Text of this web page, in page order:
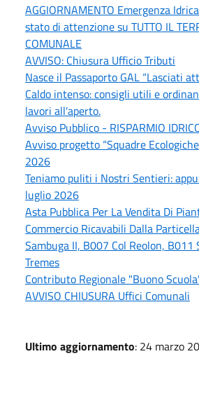
AGGIORNAMENTO Emergenza
stato di attenzione su TUTTO IL
COMUNALE
AVVISO: Chiusura Ufficio Tributi
Nasce il Passaporto GAL “Lasciati
Caldo intenso: consigli utili e
lavori all'aperto.
Avviso Pubblico - RISPARMIO
Avviso progetto “Squadre
2026
Teniamo puliti i Nostri Sentieri:
luglio 2026
Asta Pubblica Per La Vendita Di
Commercio Ricavabili Dalla
Sambuga II, B007 Col Reolon, B011
Tremes
Contributo Regionale "Buono
AVVISO CHIUSURA Uffici Comunali
Ultimo aggiornamento: 24 marzo